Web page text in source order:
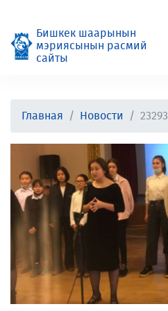
Бишкек шаарынын
мэриясынын расмий
сайты
Главная Новости 23293